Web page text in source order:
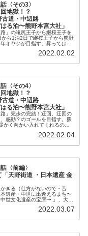
〈その3〉
地獄！？
古道・中辺路
る泊〜熊野本宮大社」
」の滝尻王子から継桜王子を
ら1泊2日で継桜王子から熊野
オヤジが目指す。昇っては下
歩くか、歩いてから読むか
2022.02.02
〈その4〉
地獄！？
古道・中辺路
る泊〜熊野本宮大社」
」完歩の完結！迂回、迂回の
感動？のゴールを目指す。熊
かく向かい入れてくれるの
2022.02.04
〈前編〉
天野街道 ・日本遺産 金
ぎる（仕方がないので・苦
遺産・中世に出逢えるまち〜
世文化遺産の宝庫〜 』、大阪
野山金剛寺』を目指して歩く
2022.03.07